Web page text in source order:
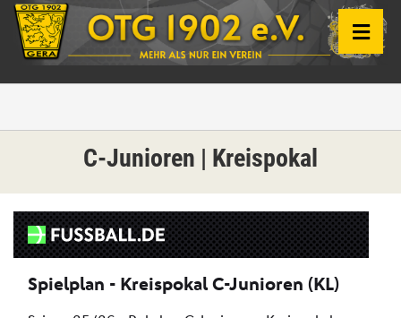
C-Junioren | Kreispokal